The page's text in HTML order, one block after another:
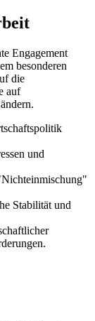
Engagement
besonderen
die
auf
und
Stabilität und